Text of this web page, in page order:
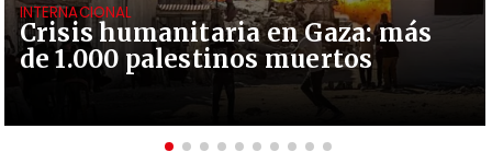
Crisis humanitaria en Gaza: más
de 1.000 palestinos muertos
INTERNACIONAL